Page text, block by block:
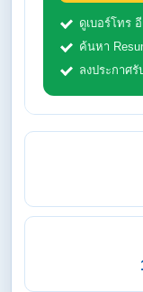
ดูเบอร์โทร
ค้นหา
ลงประกาศ